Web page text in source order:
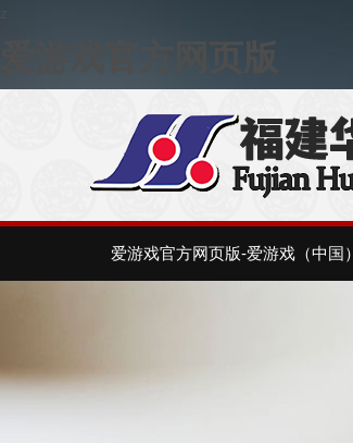
爱游戏官方网页版
爱游戏官方网页版-爱游戏（中国）